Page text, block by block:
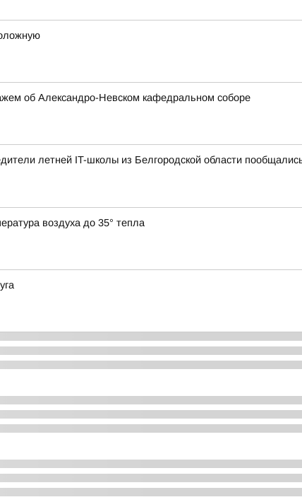
об Александро-Невском кафедральном соборе
летней IT-школы из Белгородской области
воздуха до 35° тепла